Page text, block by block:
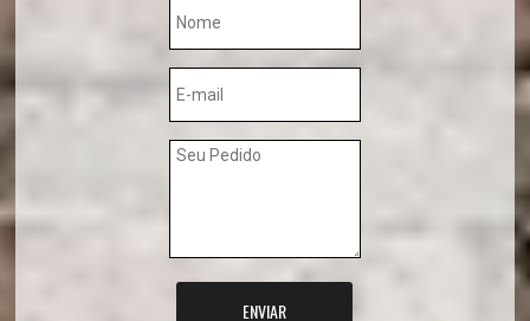
ENVIAR